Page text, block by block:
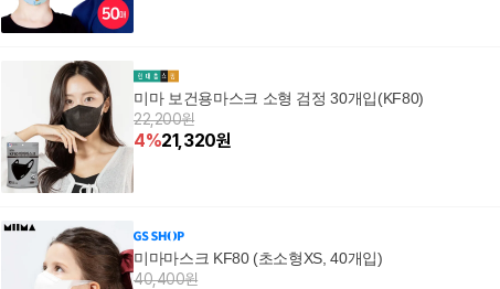
미마 보건용마스크 소형 검정 30개입(KF80)
22,200원
4%21,320원
미마마스크 KF80 (초소형XS, 40개입)
40,400원